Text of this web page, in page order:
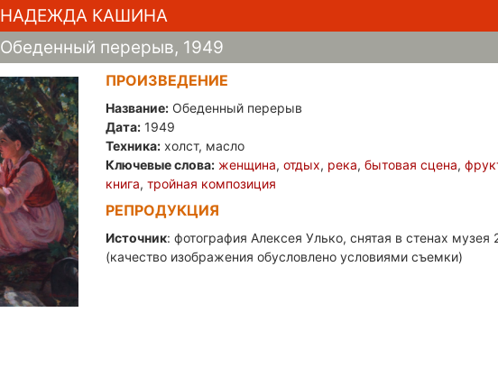
НАДЕЖДА КАШИНА
Обеденный перерыв, 1949
ПРОИЗВЕДЕНИЕ
Название: Обеденный перерыв
Дата: 1949
Техника: холст, масло
Ключевые слова: женщина,отдых, река,бытовая сцена,
книга,тройная композиция
РЕПРОДУКЦИЯ
Источник: фотография Алексея Улько, снятая в стенах музея
(качество изображения обусловлено условиями съемки)